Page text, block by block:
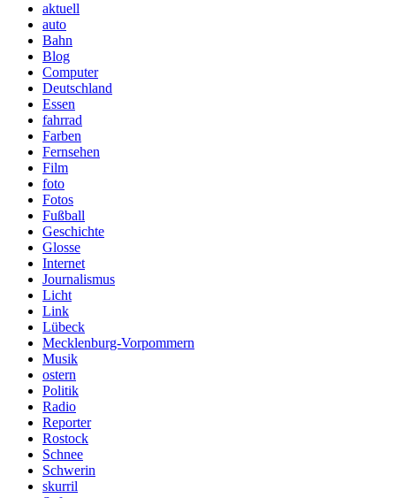
aktuell
auto
Bahn
Blog
Computer
Deutschland
Essen
fahrrad
Farben
Fernsehen
Film
foto
Fotos
Fußball
Geschichte
Glosse
Internet
Journalismus
Licht
Link
Lübeck
Mecklenburg-Vorpommern
Musik
ostern
Politik
Radio
Reporter
Rostock
Schnee
Schwerin
skurril